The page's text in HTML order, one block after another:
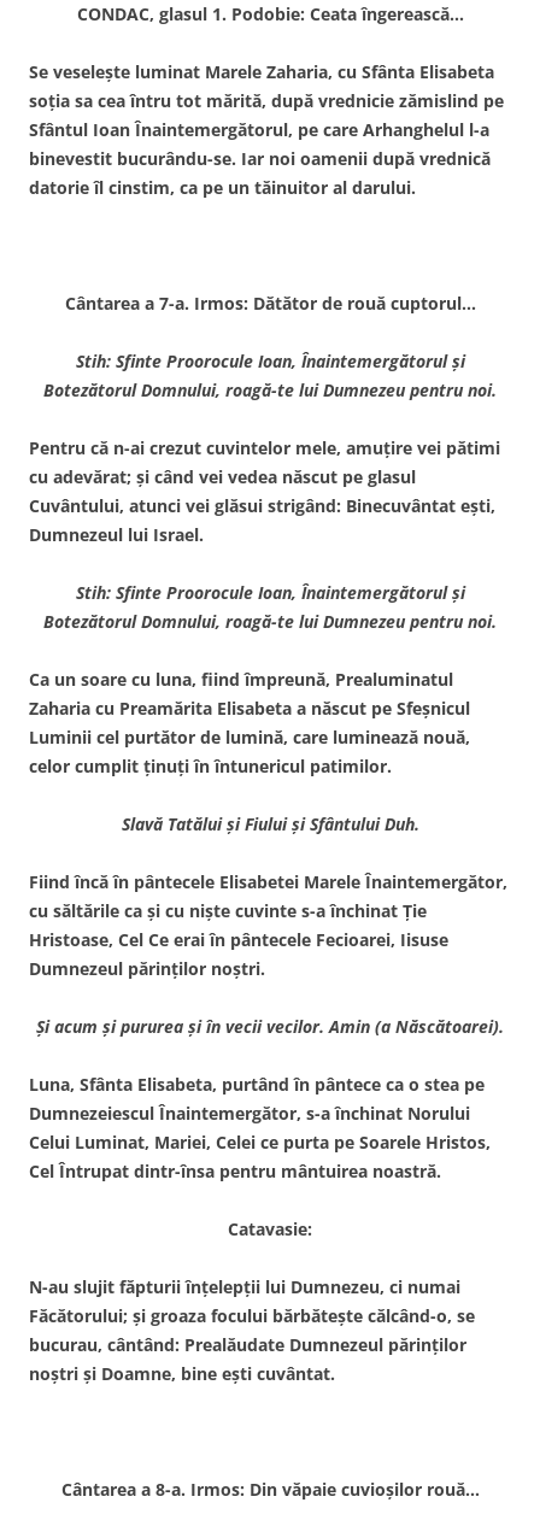
CONDAC, glasul 1. Podobie: Ceata îngerească…
Se veseleşte luminat Marele Zaharia, cu Sfânta Elisabeta
soţia sa cea întru tot mărită, după vrednicie zămislind pe
Sfântul Ioan Înaintemergătorul, pe care Arhanghelul l-a
binevestit bucurându-se. Iar noi oamenii după vrednică
datorie îl cinstim, ca pe un tăinuitor al darului.
Cântarea a 7-a. Irmos: Dătător de rouă cuptorul…
Stih: Sfinte Proorocule Ioan, Înaintemergătorul şi
Botezătorul Domnului, roagă-te lui Dumnezeu pentru noi.
Pentru că n-ai crezut cuvintelor mele, amuţire vei pătimi
cu adevărat; şi când vei vedea născut pe glasul
Cuvântului, atunci vei glăsui strigând: Binecuvântat eşti,
Dumnezeul lui Israel.
Stih: Sfinte Proorocule Ioan, Înaintemergătorul şi
Botezătorul Domnului, roagă-te lui Dumnezeu pentru noi.
Ca un soare cu luna, fiind împreună, Prealuminatul
Zaharia cu Preamărita Elisabeta a născut pe Sfeşnicul
Luminii cel purtător de lumină, care luminează nouă,
celor cumplit ţinuţi în întunericul patimilor.
Slavă Tatălui şi Fiului şi Sfântului Duh.
Fiind încă în pântecele Elisabetei Marele Înaintemergător,
cu săltările ca şi cu nişte cuvinte s-a închinat Ţie
Hristoase, Cel Ce erai în pântecele Fecioarei, Iisuse
Dumnezeul părinţilor noştri.
Şi acum şi pururea şi în vecii vecilor. Amin (a Născătoarei).
Luna, Sfânta Elisabeta, purtând în pântece ca o stea pe
Dumnezeiescul Înaintemergător, s-a închinat Norului
Celui Luminat, Mariei, Celei ce purta pe Soarele Hristos,
Cel Întrupat dintr-însa pentru mântuirea noastră.
Catavasie:
N-au slujit făpturii înţelepţii lui Dumnezeu, ci numai
Făcătorului; şi groaza focului bărbăteşte călcând-o, se
bucurau, cântând: Prealăudate Dumnezeul părinţilor
noştri şi Doamne, bine eşti cuvântat.
Cântarea a 8-a. Irmos: Din văpaie cuvioşilor rouă…